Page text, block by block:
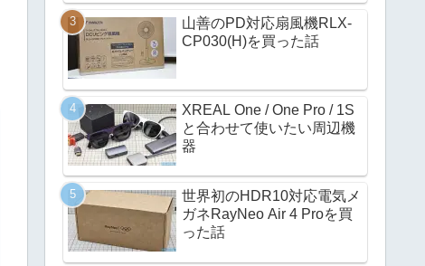
山善のPD対応扇風機RLX-
CP030(H)を買った話
XREAL One / One Pro / 1S
と合わせて使いたい周辺機
器
世界初のHDR10対応電気メ
ガネRayNeo Air 4 Proを買
った話